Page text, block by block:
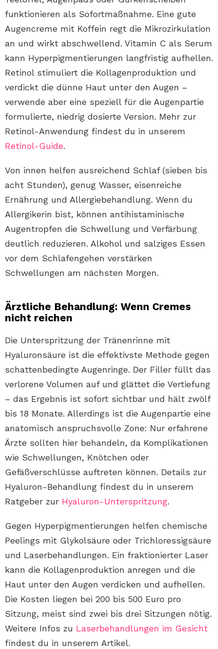
funktionieren als Sofortmaßnahme. Eine gute
Augencreme mit Koffein regt die Mikrozirkulation
an und wirkt abschwellend. Vitamin C als Serum
kann Hyperpigmentierungen langfristig aufhellen.
Retinol stimuliert die Kollagenproduktion und
verdickt die dünne Haut unter den Augen –
verwende aber eine speziell für die Augenpartie
formulierte, niedrig dosierte Version. Mehr zur
Retinol-Anwendung findest du in unserem
Retinol-Guide.
Von innen helfen ausreichend Schlaf (sieben bis
acht Stunden), genug Wasser, eisenreiche
Ernährung und Allergiebehandlung. Wenn du
Allergikerin bist, können antihistaminische
Augentropfen die Schwellung und Verfärbung
deutlich reduzieren. Alkohol und salziges Essen
vor dem Schlafengehen verstärken
Schwellungen am nächsten Morgen.
Ärztliche Behandlung: Wenn Cremes
nicht reichen
Die Unterspritzung der Tränenrinne mit
Hyaluronsäure ist die effektivste Methode gegen
schattenbedingte Augenringe. Der Filler füllt das
verlorene Volumen auf und glättet die Vertiefung
– das Ergebnis ist sofort sichtbar und hält zwölf
bis 18 Monate. Allerdings ist die Augenpartie eine
anatomisch anspruchsvolle Zone: Nur erfahrene
Ärzte sollten hier behandeln, da Komplikationen
wie Schwellungen, Knötchen oder
Gefäßverschlüsse auftreten können. Details zur
Hyaluron-Behandlung findest du in unserem
Ratgeber zur Hyaluron-Unterspritzung.
Gegen Hyperpigmentierungen helfen chemische
Peelings mit Glykolsäure oder Trichloressigsäure
und Laserbehandlungen. Ein fraktionierter Laser
kann die Kollagenproduktion anregen und die
Haut unter den Augen verdicken und aufhellen.
Die Kosten liegen bei 200 bis 500 Euro pro
Sitzung, meist sind zwei bis drei Sitzungen nötig.
Weitere Infos zu Laserbehandlungen im Gesicht
findest du in unserem Artikel.